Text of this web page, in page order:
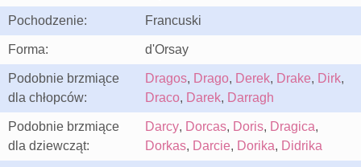
Pochodzenie: Francuski
Forma: d'Orsay
Podobnie brzmiące
dla chłopców:
Dragos, Drago, Derek, Drake, Dirk,
Draco, Darek, Darragh
Podobnie brzmiące
dla dziewcząt:
Darcy, Dorcas, Doris, Dragica,
Dorkas, Darcie, Dorika, Didrika